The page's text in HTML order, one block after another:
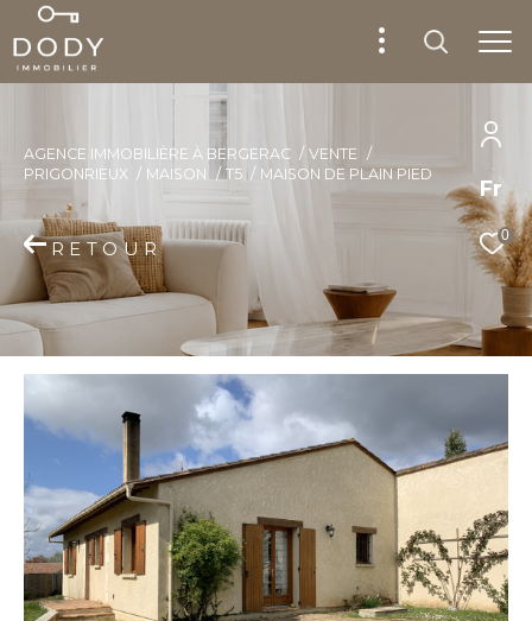
Fr
0
AGENCE IMMOBILIÈRE À BERGERAC
VENTE
PRIGONRIEUX
MAISON T5 MAISON DE PLAIN PIED
RETOUR